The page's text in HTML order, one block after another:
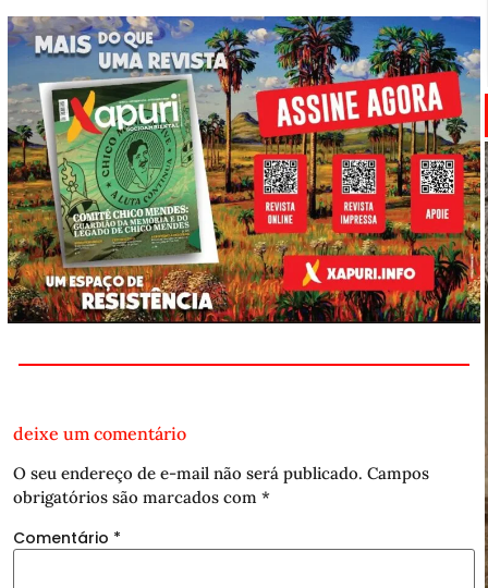
deixe um comentário
O seu endereço de e-mail não será publicado. Campos
obrigatórios são marcados com *
Comentário *